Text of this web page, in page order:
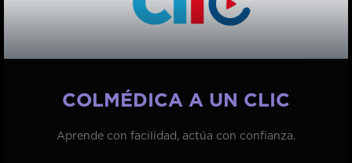
COLMÉDICA A UN CLIC
Aprende con facilidad, actúa con confianza.